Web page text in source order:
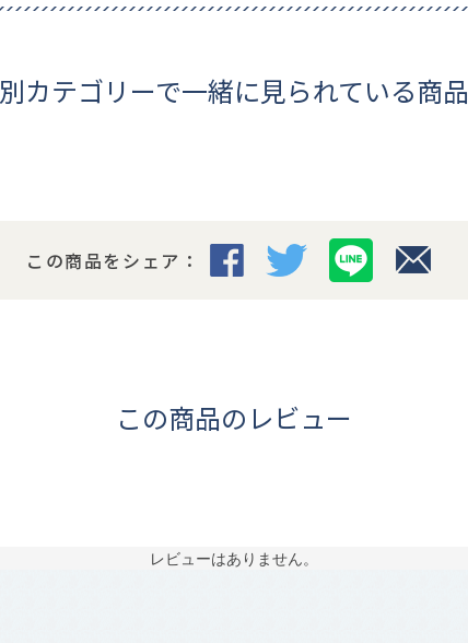
別カテゴリーで一緒に見られている商品
この商品をシェア：
この商品のレビュー
レビューはありません。